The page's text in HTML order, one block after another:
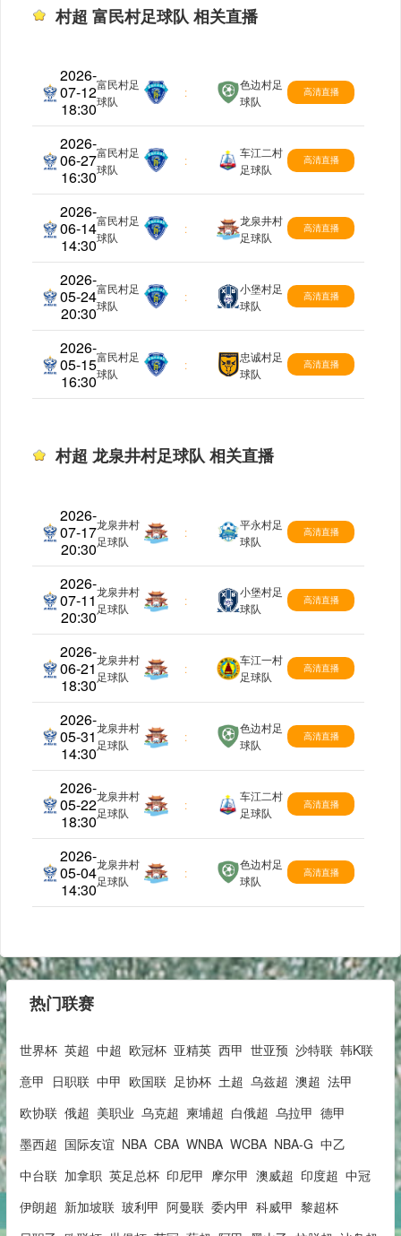
村超 富民村足球队 相关直播
2026-
07-12
18:30
村超
富民村足
球队
:
色边村足
球队
高清直播
2026-
06-27
16:30
村超
富民村足
球队
:
车江二村
足球队
高清直播
2026-
06-14
14:30
村超
富民村足
球队
:
龙泉井村
足球队
高清直播
2026-
05-24
20:30
村超
富民村足
球队
:
小堡村足
球队
高清直播
2026-
05-15
16:30
村超
富民村足
球队
:
忠诚村足
球队
高清直播
村超 龙泉井村足球队 相关直播
2026-
07-17
20:30
村超
龙泉井村
足球队
:
平永村足
球队
高清直播
2026-
07-11
20:30
村超
龙泉井村
足球队
:
小堡村足
球队
高清直播
2026-
06-21
18:30
村超
龙泉井村
足球队
:
车江一村
足球队
高清直播
2026-
05-31
14:30
村超
龙泉井村
足球队
:
色边村足
球队
高清直播
2026-
05-22
18:30
村超
龙泉井村
足球队
:
车江二村
足球队
高清直播
2026-
05-04
14:30
村超
龙泉井村
足球队
:
色边村足
球队
高清直播
热门联赛
世界杯 英超 中超 欧冠杯 亚精英 西甲 世亚预 沙特联 韩K联
意甲 日职联 中甲 欧国联 足协杯 土超 乌兹超 澳超 法甲
欧协联 俄超 美职业 乌克超 柬埔超 白俄超 乌拉甲 德甲
墨西超 国际友谊 NBA CBA WNBA WCBA NBA-G 中乙
中台联 加拿职 英足总杯 印尼甲 摩尔甲 澳威超 印度超 中冠
伊朗超 新加坡联 玻利甲 阿曼联 委内甲 科威甲 黎超杯